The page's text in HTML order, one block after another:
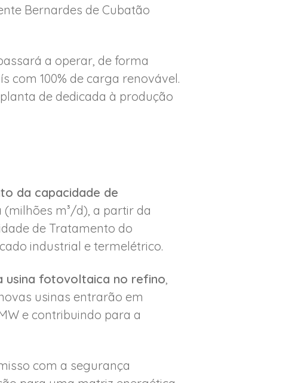
Bernardes de Cubatão
a operar, de forma
com 100% de carga renovável.
de dedicada à produção
da capacidade de
(milhões m³/d), a partir da
de Tratamento do
industrial e termelétrico.
usina fotovoltaica no refino
usinas entrarão em
e contribuindo para a
com a segurança